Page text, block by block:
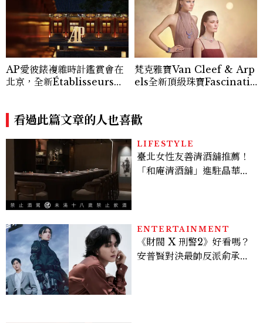
AP愛彼錶複雜時計鑑賞會在
北京，全新Établisseurs工
梵克雅寶Van Cleef & Arp
els全新頂級珠寶Fascinatin
看過此篇文章的人也喜歡
LIFESTYLE
臺北女性友善清酒舖推薦！
「和庵清酒舖」進駐晶華酒
ENTERTAINMENT
《財閥 X 刑警2》好看嗎？
安普賢對決最帥反派俞承